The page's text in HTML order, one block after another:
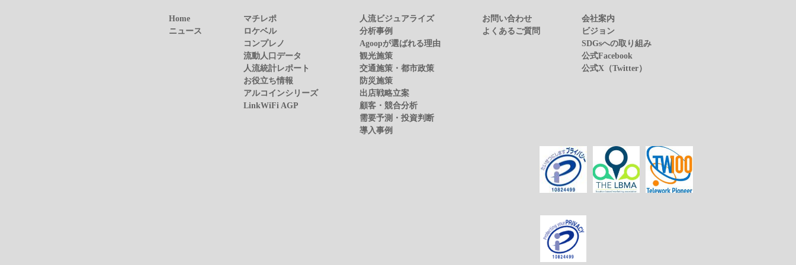
Home
ニュース
マチレポ
ロケベル
コンプレノ
流動人口データ
人流統計レポート
お役立ち情報
アルコインシリーズ
LinkWiFi AGP
人流ビジュアライズ
分析事例
Agoopが選ばれる理由
観光施策
交通施策・都市政策
防災施策
出店戦略立案
顧客・競合分析
需要予測・投資判断
導入事例
お問い合わせ
よくあるご質問
会社案内
ビジョン
SDGsへの取り組み
公式Facebook
公式X（Twitter）